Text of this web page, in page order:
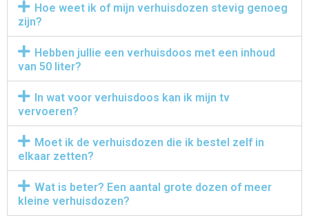
Hoe weet ik of mijn verhuisdozen stevig genoeg
zijn?
Hebben jullie een verhuisdoos met een inhoud
van 50 liter?
In wat voor verhuisdoos kan ik mijn tv
vervoeren?
Moet ik de verhuisdozen die ik bestel zelf in
elkaar zetten?
Wat is beter? Een aantal grote dozen of meer
kleine verhuisdozen?